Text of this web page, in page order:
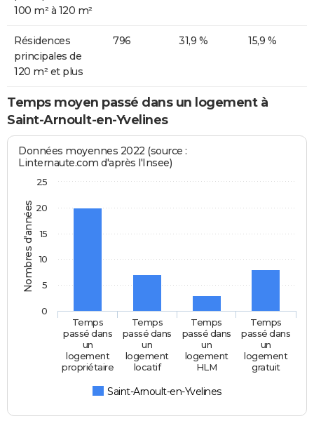
100 m² à 120 m²
Résidences
principales de
120 m² et plus
796 31,9 % 15,9 %
Temps moyen passé dans un logement à
Saint-Arnoult-en-Yvelines
Nombres d'années
Données moyennes 2022 (source :
Linternaute.com d'après l'Insee)
Saint-Arnoult-en-Yvelines
Temps
passé dans
un
logement
propriétaire
Temps
passé dans
un
logement
locatif
Temps
passé dans
un
logement
HLM
Temps
passé dans
un
logement
gratuit
0
5
10
15
20
25